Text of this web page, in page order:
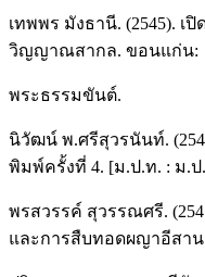
เทพพร มังธานี. (2545).
วิญญาณสากล. ขอนแก่น:
พระธรรมขันต์.
นิวัฒน์ พ.ศรีสุวรนันท์.
พิมพ์ครั้งที่ 4. [ม.ป.ท. : ม.ป
พรสวรรค์ สุวรรณศรี.
และการสืบทอดผญาอีสา